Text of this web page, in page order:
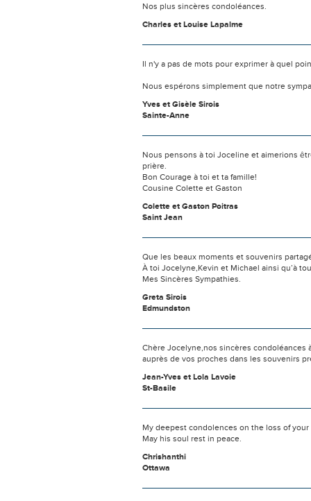
Nos plus sincères condoléances.
Charles et Louise Lapalme
Il n'y a pas de mots pour exprimer à quel
Nous espérons simplement que notre
Yves et Gisèle Sirois
Sainte-Anne
Nous pensons à toi Joceline et aimerions
prière.
Bon Courage à toi et ta famille!
Cousine Colette et Gaston
Colette et Gaston Poitras
Saint Jean
Que les beaux moments et souvenirs
À toi Jocelyne,Kevin et Michael ainsi qu’à
Mes Sincères Sympathies.
Greta Sirois
Edmundston
Chère Jocelyne,nos sincères
auprès de vos proches dans les souvenirs
Jean-Yves et Lola Lavoie
St-Basile
My deepest condolences on the loss of your
May his soul rest in peace.
Chrishanthi
Ottawa